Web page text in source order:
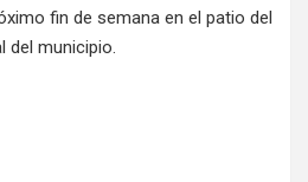
fin de semana en el patio del
del municipio.